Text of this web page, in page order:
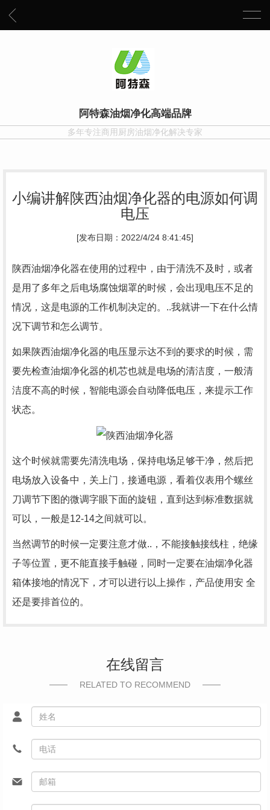
阿特森油烟净化高端品牌
多年专注商用厨房油烟净化解决专家
小编讲解陕西油烟净化器的电源如何调
电压
[发布日期：2022/4/24 8:41:45]
陕西油烟净化器在使用的过程中，由于清洗不及时，或者
是用了多年之后电场腐蚀烟罩的时候，会出现电压不足的
情况，这是电源的工作机制决定的。..我就讲一下在什么情
况下调节和怎么调节。
如果陕西油烟净化器的电压显示达不到的要求的时候，需
要先检查油烟净化器的机芯也就是电场的清洁度，一般清
洁度不高的时候，智能电源会自动降低电压，来提示工作
状态。
这个时候就需要先清洗电场，保持电场足够干净，然后把
电场放入设备中，关上门，接通电源，看着仪表用个螺丝
刀调节下图的微调字眼下面的旋钮，直到达到标准数据就
可以，一般是12-14之间就可以。
当然调节的时候一定要注意才做..，不能接触接线柱，绝缘
子等位置，更不能直接手触碰，同时一定要在油烟净化器
箱体接地的情况下，才可以进行以上操作，产品使用安 全
还是要排首位的。
在线留言
RELATED TO RECOMMEND